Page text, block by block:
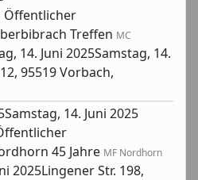
Öffentlicher
Treffen MC
14. Juni 2025Samstag, 14.
95519 Vorbach,
14. Juni 2025
45 Jahre MF Nordhorn
2025Lingener Str. 198,